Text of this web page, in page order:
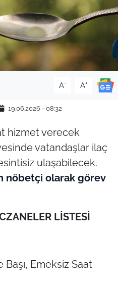
A- A+
19.06.2026 - 08:32
hizmet verecek
vatandaşlar ilaç
ulaşabilecek.
nöbetçi olarak görev
LİSTESİ
Emeksiz Saat